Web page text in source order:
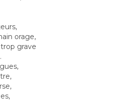
orage,
grave